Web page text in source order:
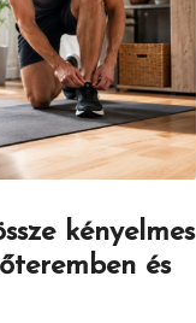
kényelmes
és